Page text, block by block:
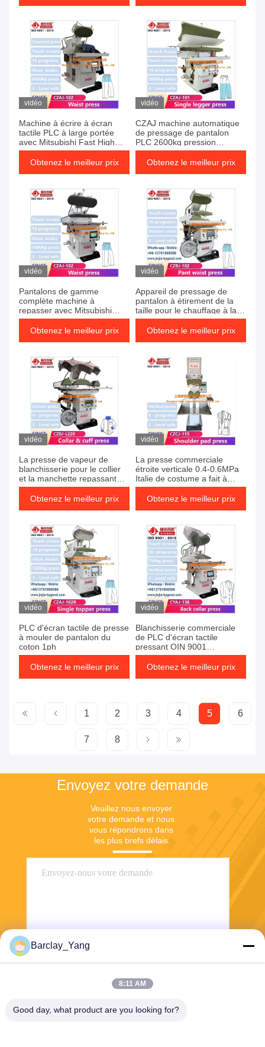
vidéo
Machine à écrire à écran
tactile PLC à large portée
avec Mitsubishi Fast High
Pressure
Obtenez le meilleur prix
vidéo
CZAJ machine automatique
de pressage de pantalon
PLC 2600kg pression
maximale de 0,4 à 0,6 MPa
vapeur
Obtenez le meilleur prix
vidéo
Pantalons de gamme
complète machine à
repasser avec Mitsubishi
PLC rapide haute pression
Obtenez le meilleur prix
vidéo
Appareil de pressage de
pantalon à étirement de la
taille pour le chauffage à la
vapeur sans rides
Obtenez le meilleur prix
vidéo
La presse de vapeur de
blanchisserie pour le collier
et la manchette repassant
0.4-0.6MPa 380 volt Italie a
fait à valve la sorte différente
Obtenez le meilleur prix
vidéo
La presse commerciale
étroite verticale 0.4-0.6MPa
Italie de costume a fait à
valve à vapeur la sorte
différente de la presse
Obtenez le meilleur prix
vidéo
PLC d'écran tactile de presse
à mouler de pantalon du
coton 1ph
Obtenez le meilleur prix
vidéo
Blanchisserie commerciale
de PLC d'écran tactile
pressant OIN 9001
d'équipement
Obtenez le meilleur prix
1 2 3 4 5 6
7 8
Envoyez votre demande
Veuillez nous envoyer
votre demande et nous
vous répondrons dans
les plus brefs délais.
Barclay_Yang
8:11 AM
Good day, what product are you looking for?